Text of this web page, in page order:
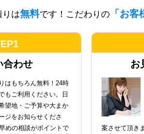
りは無料です！こだわりの 「お
合わせ
はもちろん無料！24時
もご利用ください。日
望地・ご予算や大まか
ジをお知らせくださ
めの相談がポイントで
お
案させて頂き